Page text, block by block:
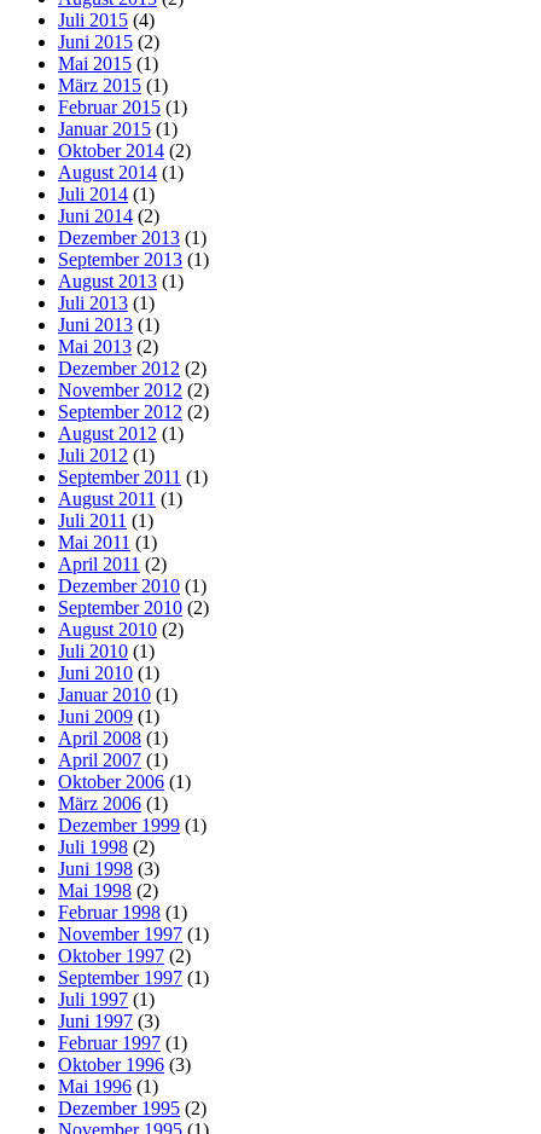
Juli 2015 (4)
Juni 2015 (2)
Mai 2015 (1)
März 2015 (1)
Februar 2015 (1)
Januar 2015 (1)
Oktober 2014 (2)
August 2014 (1)
Juli 2014 (1)
Juni 2014 (2)
Dezember 2013 (1)
September 2013 (1)
August 2013 (1)
Juli 2013 (1)
Juni 2013 (1)
Mai 2013 (2)
Dezember 2012 (2)
November 2012 (2)
September 2012 (2)
August 2012 (1)
Juli 2012 (1)
September 2011 (1)
August 2011 (1)
Juli 2011 (1)
Mai 2011 (1)
April 2011 (2)
Dezember 2010 (1)
September 2010 (2)
August 2010 (2)
Juli 2010 (1)
Juni 2010 (1)
Januar 2010 (1)
Juni 2009 (1)
April 2008 (1)
April 2007 (1)
Oktober 2006 (1)
März 2006 (1)
Dezember 1999 (1)
Juli 1998 (2)
Juni 1998 (3)
Mai 1998 (2)
Februar 1998 (1)
November 1997 (1)
Oktober 1997 (2)
September 1997 (1)
Juli 1997 (1)
Juni 1997 (3)
Februar 1997 (1)
Oktober 1996 (3)
Mai 1996 (1)
Dezember 1995 (2)
November 1995 (1)